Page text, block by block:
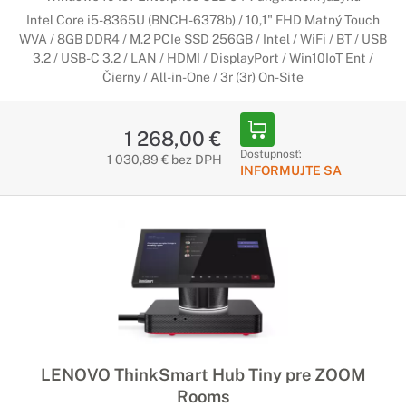
Intel Core i5-8365U (BNCH-6378b) / 10,1" FHD Matný Touch
WVA / 8GB DDR4 / M.2 PCIe SSD 256GB / Intel / WiFi / BT / USB
3.2 / USB-C 3.2 / LAN / HDMI / DisplayPort / Win10IoT Ent /
Čierny / All-in-One / 3r (3r) On-Site
1 268,00 €
1 030,89 € bez DPH Dostupnosť:
INFORMUJTE SA
LENOVO ThinkSmart Hub Tiny pre ZOOM
Rooms